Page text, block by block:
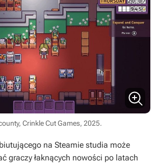
Crinkle Cut Games, 2025.
na Steamie studia może
graczy łaknących nowości po latach